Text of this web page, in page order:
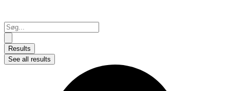
Search
...
Results
See all results